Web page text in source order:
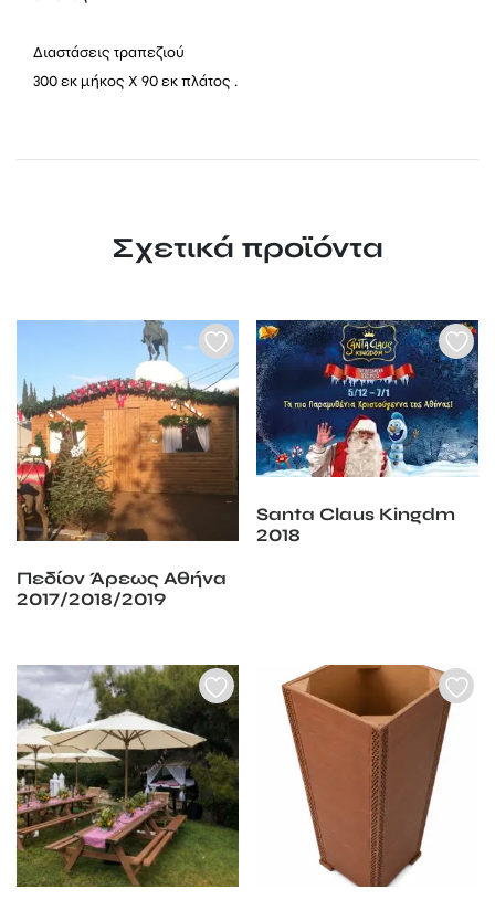
Διαστάσεις τραπεζιού
300 εκ μήκος Χ 90 εκ πλάτος .
Σχετικά προϊόντα
Πεδίον Άρεως Αθήνα
2017/2018/2019
Santa Claus Kingdm
2018